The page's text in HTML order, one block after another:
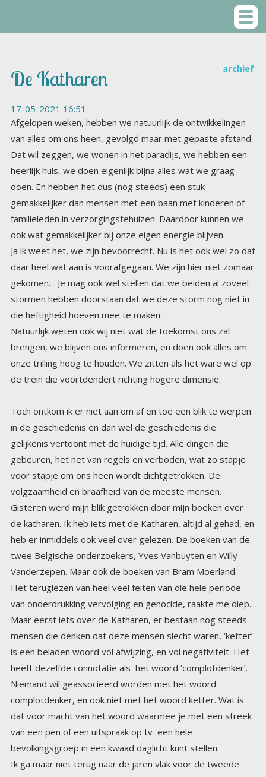
archief
De Katharen
17-05-2021 16:51
Afgelopen weken, hebben we natuurlijk de ontwikkelingen
van alles om ons heen, gevolgd maar met gepaste afstand.
Dat wil zeggen, we wonen in het paradijs, we hebben een
heerlijk huis, we doen eigenlijk bijna alles wat we graag
doen. En hebben het dus (nog steeds) een stuk
gemakkelijker dan mensen met een baan met kinderen of
familieleden in verzorgingstehuizen. Daardoor kunnen we
ook wat gemakkelijker bij onze eigen energie blijven.
Ja ik weet het, we zijn bevoorrecht. Nu is het ook wel zo dat
daar heel wat aan is voorafgegaan. We zijn hier niet zomaar
gekomen. Je mag ook wel stellen dat we beiden al zoveel
stormen hebben doorstaan dat we deze storm nog niet in
die heftigheid hoeven mee te maken.
Natuurlijk weten ook wij niet wat de toekomst ons zal
brengen, we blijven ons informeren, en doen ook alles om
onze trilling hoog te houden. We zitten als het ware wel op
de trein die voortdendert richting hogere dimensie.
Toch ontkom ik er niet aan om af en toe een blik te werpen
in de geschiedenis en dan wel de geschiedenis die
gelijkenis vertoont met de huidige tijd. Alle dingen die
gebeuren, het net van regels en verboden, wat zo stapje
voor stapje om ons heen wordt dichtgetrokken. De
volgzaamheid en braafheid van de meeste mensen.
Gisteren werd mijn blik getrokken door mijn boeken over
de katharen. Ik heb iets met de Katharen, altijd al gehad, en
heb er inmiddels ook veel over gelezen. De boeken van de
twee Belgische onderzoekers, Yves Vanbuyten en Willy
Vanderzepen. Maar ook de boeken van Bram Moerland.
Het teruglezen van heel veel feiten van die hele periode
van onderdrukking vervolging en genocide, raakte me diep.
Maar eerst iets over de Katharen, er bestaan nog steeds
mensen die denken dat deze mensen slecht waren, ‘ketter’
is een beladen woord vol afwijzing, en vol negativiteit. Het
heeft dezelfde connotatie als het woord ‘complotdenker’.
Niemand wil geassocieerd worden met het woord
complotdenker, en ook niet met het woord ketter. Wat is
dat voor macht van het woord waarmee je met een streek
van een pen of een uitspraak op tv een hele
bevolkingsgroep in een kwaad daglicht kunt stellen.
Ik ga maar niet terug naar de jaren vlak voor de tweede
wereldoorlog, waar iets vergelijkbaars gebeurde. Goed de
naam ketter heeft dus eeuwen na dato nog altijd die
negatieve connotatie. Een ketter wil niemand zijn, een
kathaar echter, dat is iets anders. Katharen waren mensen
die een puur oprecht geloof aanhingen, die zich afwendden
van de verziekte materialistische machtsstructuur van de
katholieke kerk van Rome. Het waren mensen die trachten
door oprecht eenvoudig en eerlijk te leven, een beter mens
te zijn. De geboden die zij navolgden weken niet eens
zoveel af van de 10 geboden zoals wij die kennen. Het
enige verschil was, dat zij er echt streng naar leefden. Er
waren natuurlijk een paar significante verschillen tussen de
basisbeginselen van het geloof van de katharen en de